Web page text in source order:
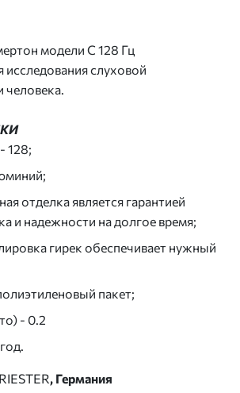
модели С 128 Гц
исследования слуховой
человека.
128;
отделка является гарантией
и надежности на долгое время;
гирек обеспечивает нужный
пакет;
- 0.2
RIESTER, Германия